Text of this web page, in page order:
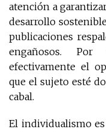
atención a
desarrollo
publicaciones
engañosos.
efectivamente el
que el sujeto esté
cabal.
El individualismo